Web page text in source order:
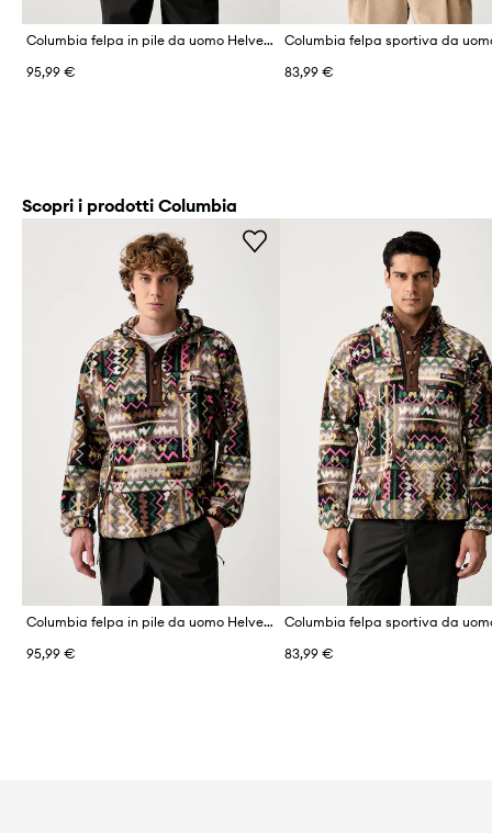
Columbia felpa in pile da uomo Helvetia
95,99 €
83,99 €
Scopri i prodotti Columbia
Columbia felpa in pile da uomo Helvetia
95,99 €
83,99 €